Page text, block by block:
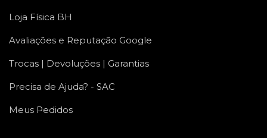
Loja Física BH
Avaliações e Reputação Google
Trocas | Devoluções | Garantias
Precisa de Ajuda? - SAC
Meus Pedidos